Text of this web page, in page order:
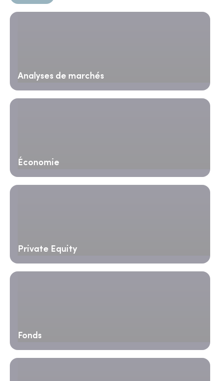
Analyses de marchés
Économie
Private Equity
Fonds